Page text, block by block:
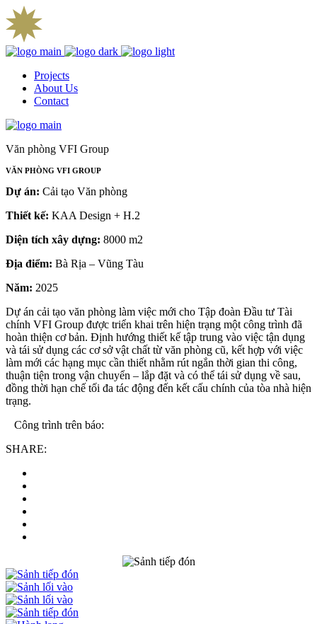
Projects
About Us
Contact
Văn phòng VFI Group
VĂN PHÒNG VFI GROUP
Dự án: Cải tạo Văn phòng
Thiết kế: KAA Design + H.2
Diện tích xây dựng: 8000 m2
Địa điểm: Bà Rịa – Vũng Tàu
Năm: 2025
Dự án cải tạo văn phòng làm việc mới cho Tập đoàn Đầu tư Tài
chính VFI Group được triển khai trên hiện trạng một công trình đã
hoàn thiện cơ bản. Định hướng thiết kế tập trung vào việc tận dụng
và tái sử dụng các cơ sở vật chất từ văn phòng cũ, kết hợp với việc
làm mới các hạng mục cần thiết nhằm rút ngắn thời gian thi công,
thuận tiện trong vận chuyển – lắp đặt và có thể tái sử dụng về sau,
đồng thời hạn chế tối đa tác động đến kết cấu chính của tòa nhà hiện
trạng.
Công trình trên báo:
SHARE: